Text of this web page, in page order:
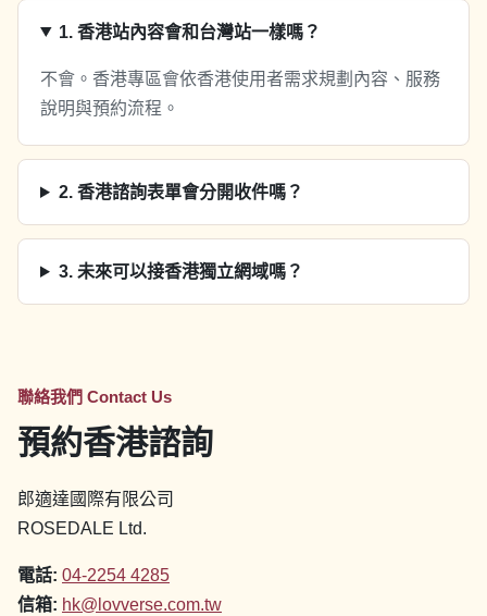
1. 香港站內容會和台灣站一樣嗎？
不會。香港專區會依香港使用者需求規劃內容、服務
說明與預約流程。
2. 香港諮詢表單會分開收件嗎？
3. 未來可以接香港獨立網域嗎？
聯絡我們 Contact Us
預約香港諮詢
郎適達國際有限公司
ROSEDALE Ltd.
電話: 04-2254 4285
信箱: hk@lovverse.com.tw